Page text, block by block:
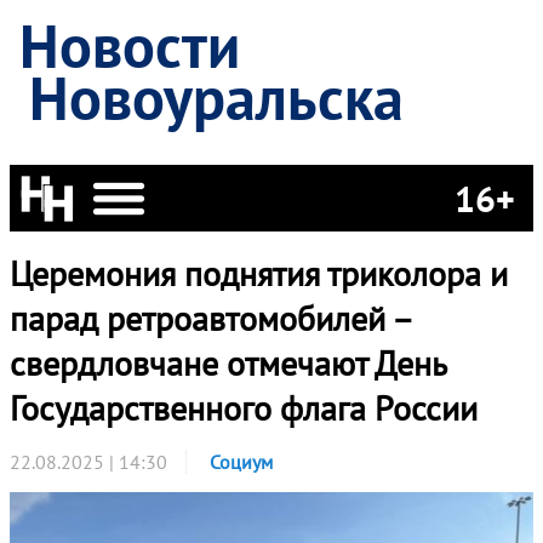
Новости
Новоуральска
16+
Церемония поднятия триколора и
парад ретроавтомобилей –
свердловчане отмечают День
Государственного флага России
22.08.2025 | 14:30 Социум